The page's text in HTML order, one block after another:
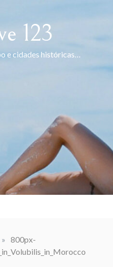
123
e cidades históricas…
» 800px-